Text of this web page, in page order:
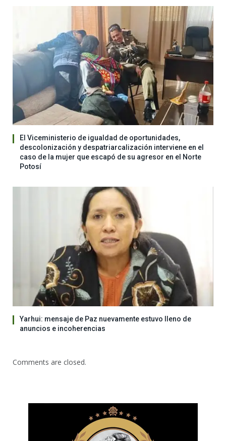
El Viceministerio de igualdad de oportunidades,
descolonización y despatriarcalización interviene en el
caso de la mujer que escapó de su agresor en el Norte
Potosí
Yarhui: mensaje de Paz nuevamente estuvo lleno de
anuncios e incoherencias
Comments are closed.